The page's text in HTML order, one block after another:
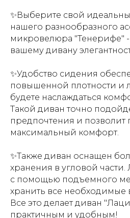
✨Выберите свой
нашего разнообразного
микровелюра "Тенерифе" -
вашему дивану
✨Удобство сидения
повышенной плотности и
будете наслаждаться
Такой диван точно
предпочтения и позволит
максимальный комфорт.
✨Также диван оснащен
хранения в угловой
с помощью подъемного
хранить все
Все это делает диван
практичным и удобным!